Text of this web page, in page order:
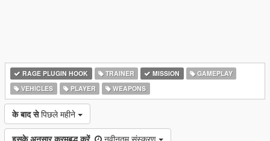
RAGE PLUGIN HOOK TRAINER MISSION
GAMEPLAY
VEHICLES
PLAYER WEAPONS
के बाद से पिछले महीने
इसके अनुसार क्रमबद्ध करें नवीनतम संस्करण